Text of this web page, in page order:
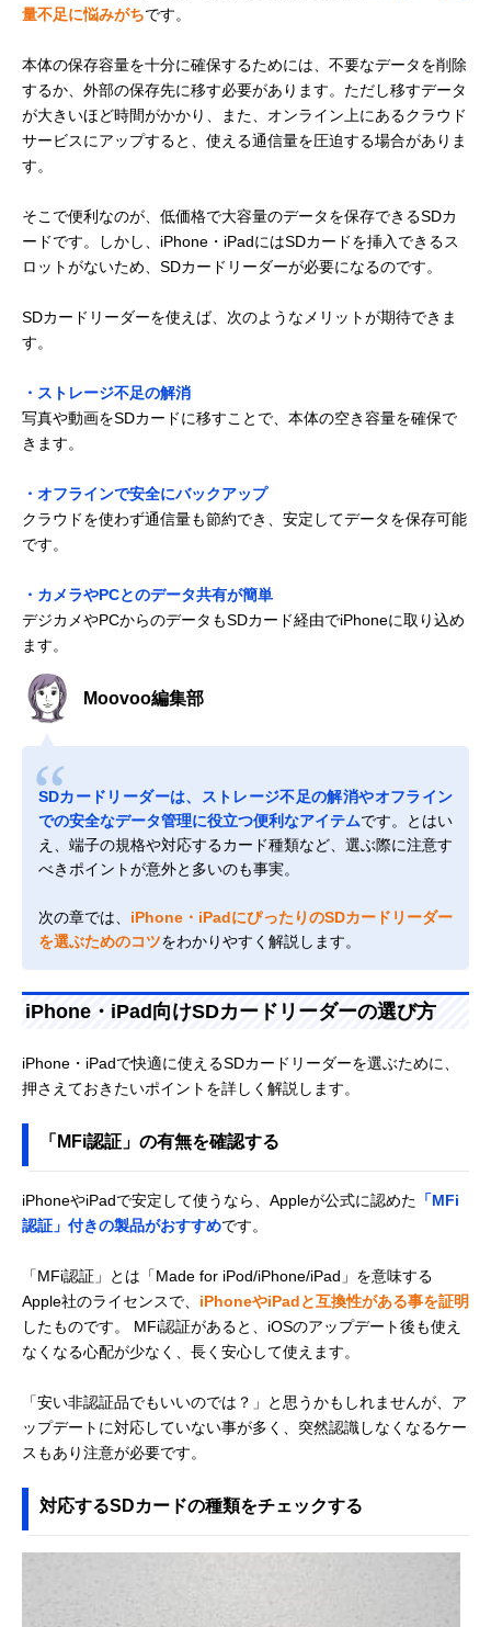
量不足に悩みがちです。
本体の保存容量を十分に確保するためには、不要なデータを削除
するか、外部の保存先に移す必要があります。ただし移すデータ
が大きいほど時間がかかり、また、オンライン上にあるクラウド
サービスにアップすると、使える通信量を圧迫する場合がありま
す。
そこで便利なのが、低価格で大容量のデータを保存できるSDカ
ードです。しかし、iPhone・iPadにはSDカードを挿入できるス
ロットがないため、SDカードリーダーが必要になるのです。
SDカードリーダーを使えば、次のようなメリットが期待できま
す。
・ストレージ不足の解消
写真や動画をSDカードに移すことで、本体の空き容量を確保で
きます。
・オフラインで安全にバックアップ
クラウドを使わず通信量も節約でき、安定してデータを保存可能
です。
・カメラやPCとのデータ共有が簡単
デジカメやPCからのデータもSDカード経由でiPhoneに取り込め
ます。
Moovoo編集部
SDカードリーダーは、ストレージ不足の解消やオフライン
での安全なデータ管理に役立つ便利なアイテムです。とはい
え、端子の規格や対応するカード種類など、選ぶ際に注意す
べきポイントが意外と多いのも事実。
次の章では、 iPhone・iPadにぴったりのSDカードリーダー
を選ぶためのコツをわかりやすく解説します。
iPhone・iPad向けSDカードリーダーの選び方
iPhone・iPadで快適に使えるSDカードリーダーを選ぶために、
押さえておきたいポイントを詳しく解説します。
「MFi認証」の有無を確認する
iPhoneやiPadで安定して使うなら、Appleが公式に認めた 「MFi
認証」付きの製品がおすすめです。
「MFi認証」とは「Made for iPod/iPhone/iPad」を意味する
Apple社のライセンスで、 iPhoneやiPadと互換性がある事を証明
したものです。 MFi認証があると、iOSのアップデート後も使え
なくなる心配が少なく、長く安心して使えます。
「安い非認証品でもいいのでは？」と思うかもしれませんが、ア
ップデートに対応していない事が多く、突然認識しなくなるケー
スもあり注意が必要です。
対応するSDカードの種類をチェックする